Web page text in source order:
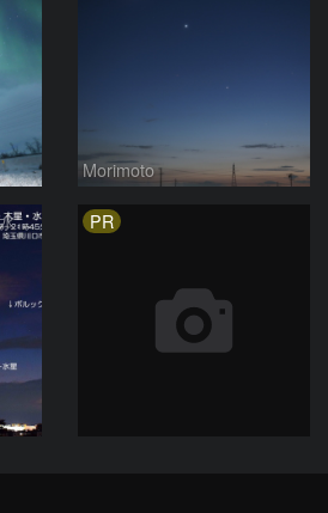
Morimoto
夕空の月と金星・木星・水星の接近 2026/6/18 PR